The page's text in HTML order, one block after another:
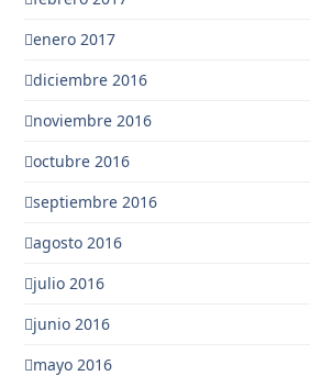
enero 2017
diciembre 2016
noviembre 2016
octubre 2016
septiembre 2016
agosto 2016
julio 2016
junio 2016
mayo 2016